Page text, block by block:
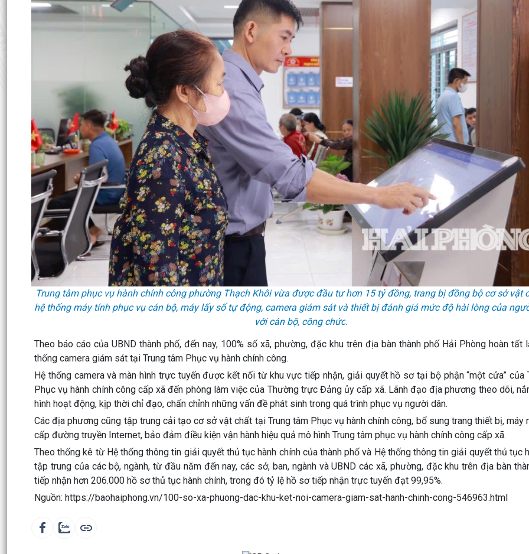
Trung tâm phục vụ hành chính công phường Thạch Khôi vừa được đầu tư hơn 15 tỷ đồng, trang bị đồng bộ cơ sở vật
hệ thống máy tính phục vụ cán bộ, máy lấy số tự động, camera giám sát và thiết bị đánh giá mức độ hài lòng của
với cán bộ, công chức.
Theo báo cáo của UBND thành phố, đến nay, 100% số xã, phường, đặc khu trên địa bàn thành phố Hải Phòng hoàn tất
thống camera giám sát tại Trung tâm Phục vụ hành chính công.
Hệ thống camera và màn hình trực tuyến được kết nối từ khu vực tiếp nhận, giải quyết hồ sơ tại bộ phận “một cửa” của
Phục vụ hành chính công cấp xã đến phòng làm việc của Thường trực Đảng ủy cấp xã. Lãnh đạo địa phương theo dõi,
hình hoạt động, kịp thời chỉ đạo, chấn chỉnh những vấn đề phát sinh trong quá trình phục vụ người dân.
Các địa phương cũng tập trung cải tạo cơ sở vật chất tại Trung tâm Phục vụ hành chính công, bổ sung trang thiết bị, máy
cấp đường truyền Internet, bảo đảm điều kiện vận hành hiệu quả mô hình Trung tâm phục vụ hành chính công cấp xã.
Theo thống kê từ Hệ thống thông tin giải quyết thủ tục hành chính của thành phố và Hệ thống thông tin giải quyết thủ tục
tập trung của các bộ, ngành, từ đầu năm đến nay, các sở, ban, ngành và UBND các xã, phường, đặc khu trên địa bàn
tiếp nhận hơn 206.000 hồ sơ thủ tục hành chính, trong đó tỷ lệ hồ sơ tiếp nhận trực tuyến đạt 99,95%.
Nguồn: https://baohaiphong.vn/100-so-xa-phuong-dac-khu-ket-noi-camera-giam-sat-hanh-chinh-cong-546963.html